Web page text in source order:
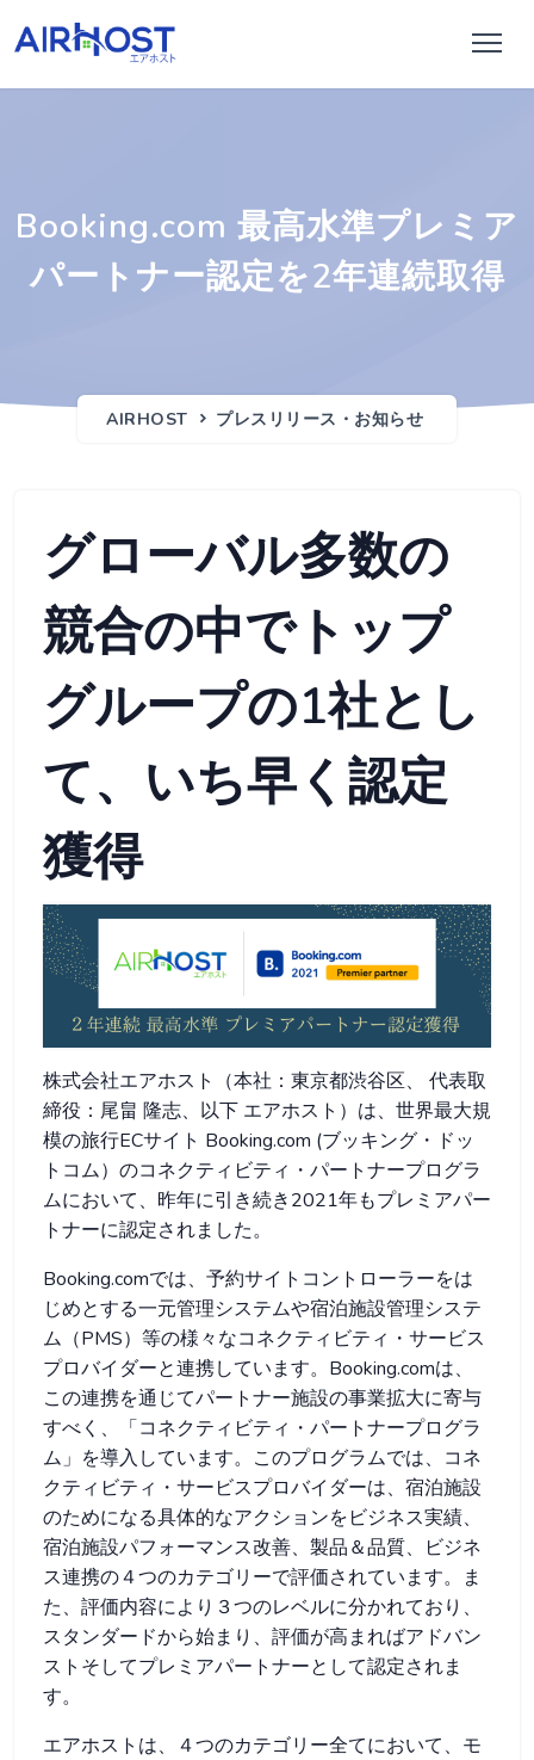
Booking.com 最高水準プレミア
パートナー認定を2年連続取得
AIRHOST プレスリリース・お知らせ
グローバル多数の
競合の中でトップ
グループの1社とし
て、いち早く認定
獲得
株式会社エアホスト（本社：東京都渋谷区、 代表取
締役：尾畠 隆志、以下 エアホスト）は、世界最大規
模の旅行ECサイト Booking.com (ブッキング・ドッ
トコム）のコネクティビティ・パートナープログラ
ムにおいて、昨年に引き続き2021年もプレミアパー
トナーに認定されました。
Booking.comでは、予約サイトコントローラーをは
じめとする一元管理システムや宿泊施設管理システ
ム（PMS）等の様々なコネクティビティ・サービス
プロバイダーと連携しています。Booking.comは、
この連携を通じてパートナー施設の事業拡大に寄与
すべく、「コネクティビティ・パートナープログラ
ム」を導入しています。このプログラムでは、コネ
クティビティ・サービスプロバイダーは、宿泊施設
のためになる具体的なアクションをビジネス実績、
宿泊施設パフォーマンス改善、製品＆品質、ビジネ
ス連携の４つのカテゴリーで評価されています。ま
た、評価内容により３つのレベルに分かれており、
スタンダードから始まり、評価が高まればアドバン
ストそしてプレミアパートナーとして認定されま
す。
エアホストは、４つのカテゴリー全てにおいて、モ